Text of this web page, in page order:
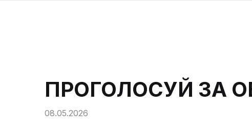
ПРОГОЛОСУЙ ЗА
08.05.2026